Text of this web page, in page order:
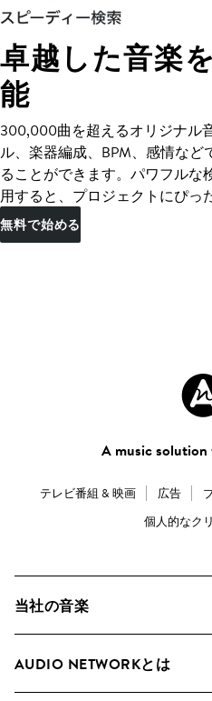
卓越した音楽
能
300,000曲を超えるオリジナル
ル、楽器編成、BPM、感情な
ることができます。パワフルな
用すると、プロジェクトにぴっ
無料で始める
A music
テレビ番組 & 映画 広告
個人的なク
当社の音楽
検索
AUDIO NETWORKとは